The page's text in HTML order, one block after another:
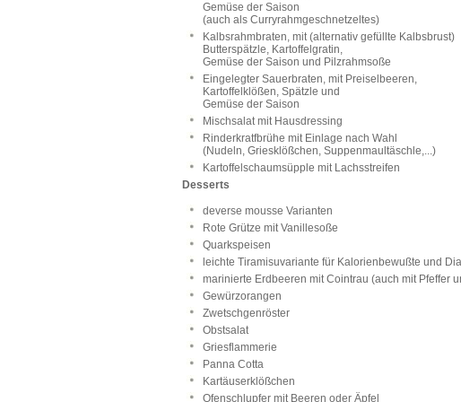
Gemüse der Saison
(auch als Curryrahmgeschnetzeltes)
Kalbsrahmbraten, mit (alternativ gefüllte Kalbsbrust)
Butterspätzle, Kartoffelgratin,
Gemüse der Saison und Pilzrahmsoße
Eingelegter Sauerbraten, mit Preiselbeeren,
Kartoffelklößen, Spätzle und
Gemüse der Saison
Mischsalat mit Hausdressing
Rinderkratfbrühe mit Einlage nach Wahl
(Nudeln, Griesklößchen, Suppenmaultäschle,...)
Kartoffelschaumsüpple mit Lachsstreifen
Desserts
deverse mousse Varianten
Rote Grütze mit Vanillesoße
Quarkspeisen
leichte Tiramisuvariante für Kalorienbewußte und
marinierte Erdbeeren mit Cointrau (auch mit Pfeffer
Gewürzorangen
Zwetschgenröster
Obstsalat
Griesflammerie
Panna Cotta
Kartäuserklößchen
Ofenschlupfer mit Beeren oder Äpfel